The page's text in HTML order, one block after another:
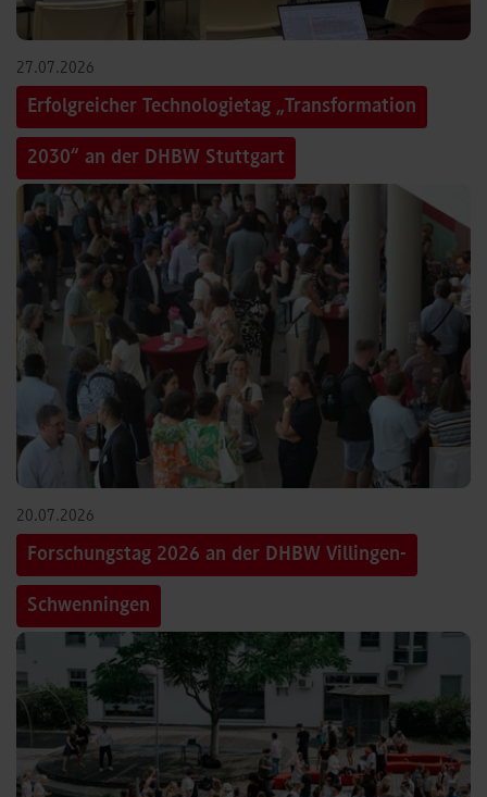
27.07.2026
Erfolgreicher Technologietag „Transformation
2030“ an der DHBW Stuttgart
20.07.2026
Forschungstag 2026 an der DHBW Villingen-
Schwenningen